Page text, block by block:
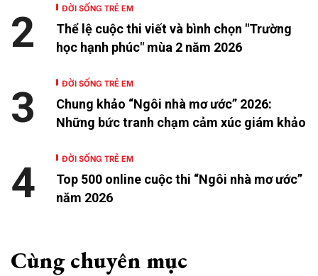
ĐỜI SỐNG TRẺ EM
Thể lệ cuộc thi viết và bình chọn "Trường
học hạnh phúc" mùa 2 năm 2026
2
ĐỜI SỐNG TRẺ EM
Chung khảo “Ngôi nhà mơ ước” 2026:
Những bức tranh chạm cảm xúc giám khảo
3
ĐỜI SỐNG TRẺ EM
Top 500 online cuộc thi “Ngôi nhà mơ ước”
năm 2026
4
Cùng chuyên mục